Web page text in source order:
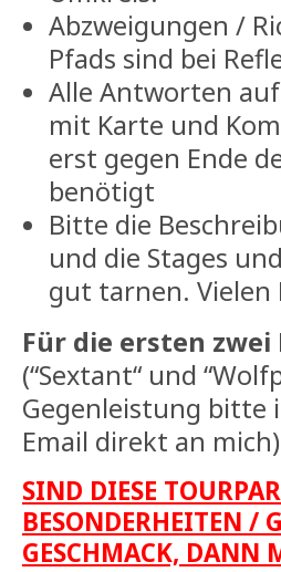
Abzweigungen /
Pfads sind bei
Alle Antworten
mit Karte und
erst gegen Ende
benötigt
Bitte die
und die Stages
gut tarnen. Vielen
Für die ersten
(“Sextant“ und
Gegenleistung bitte
Email direkt an
SIND DIESE
BESONDERHEITEN /
GESCHMACK, DANN